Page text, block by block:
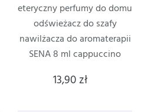
eteryczny perfumy do domu
odświeżacz do szafy
nawilżacza do aromaterapii
SENA 8 ml cappuccino
13,90 zł